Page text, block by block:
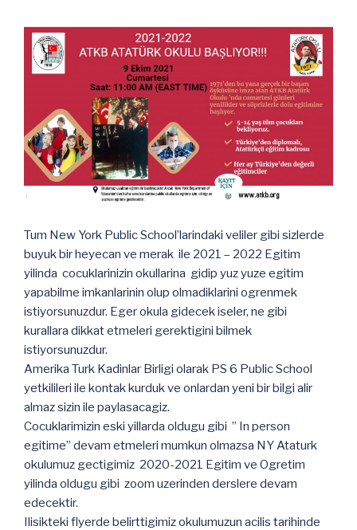
Tum New York Public School’larindaki veliler gibi sizlerde
buyuk bir heyecan ve merak ile 2021 – 2022 Egitim
yilinda cocuklarinizin okullarina gidip yuz yuze egitim
yapabilme imkanlarinin olup olmadiklarini ogrenmek
istiyorsunuzdur. Eger okula gidecek iseler, ne gibi
kurallara dikkat etmeleri gerektigini bilmek
istiyorsunuzdur.
Amerika Turk Kadinlar Birligi olarak PS 6 Public School
yetkilileri ile kontak kurduk ve onlardan yeni bir bilgi alir
almaz sizin ile paylasacagiz.
Cocuklarimizin eski yillarda oldugu gibi ” In person
egitime” devam etmeleri mumkun olmazsa NY Ataturk
okulumuz gectigimiz 2020-2021 Egitim ve Ogretim
yilinda oldugu gibi zoom uzerinden derslere devam
edecektir.
Ilisikteki flyerde belirttigimiz okulumuzun acilis tarihinde